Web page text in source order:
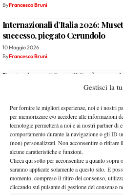
Gestisci la
Per fornire le migliori esperienze, noi e i nostri
per memorizzare e/o accedere alle informazioni
tecnologie permetterà a noi e ai nostri partner di
comportamento durante la navigazione o gli ID
(non) personalizzati. Non acconsentire o ritirare
alcune caratteristiche e funzioni.
Clicca qui sotto per acconsentire a quanto sopra
saranno applicate solamente a questo sito. È
momento, compreso il ritiro del consenso,
cliccando sul pulsante di gestione del consenso
ByFrancesco Bruni
Internazionali d’Italia 2026:
successo, piegato Cerundolo
10 Maggio 2026
ByFrancesco Bruni
Bartunkova: “Grant? Sarà una
Francesco Bruni
Internazionali d’Italia 2026:
Blockx liquidato in due set
10 Maggio 2026
Francesco Bruni
Internazionali d’Italia, Rublev:
perfezione, rischiavo di